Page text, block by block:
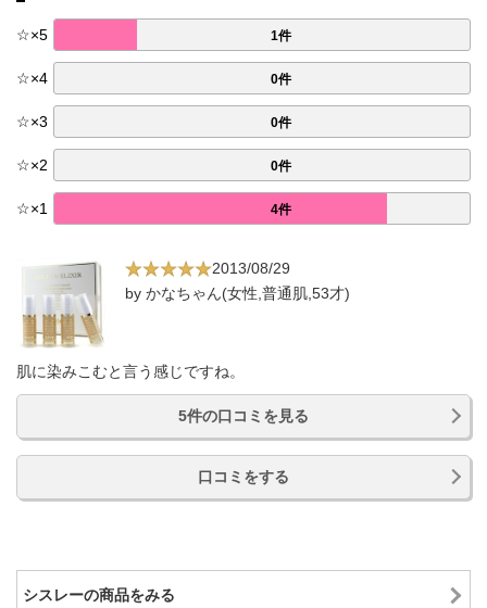
☆×5 1件
☆×4 0件
☆×3 0件
☆×2 0件
☆×1 4件
2013/08/29
by かなちゃん(女性,普通肌,53才)
肌に染みこむと言う感じですね。
5件の口コミを見る
口コミをする
シスレーの商品をみる